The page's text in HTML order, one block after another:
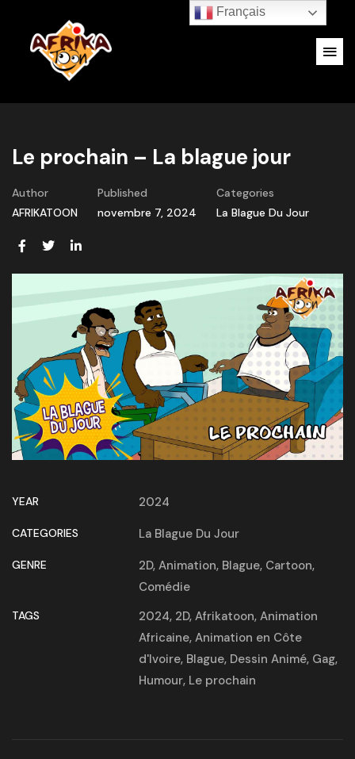
Le prochain – La blague jour
Author
AFRIKATOON
Published
novembre 7, 2024
Categories
La Blague Du Jour
YEAR 2024
CATEGORIES La Blague Du Jour
GENRE 2D, Animation, Blague, Cartoon,
Comédie
TAGS 2024, 2D, Afrikatoon, Animation
Africaine, Animation en Côte
d'Ivoire, Blague, Dessin Animé, Gag,
Humour, Le prochain
Français